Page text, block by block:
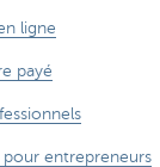
ligne
payé
pour entrepreneurs